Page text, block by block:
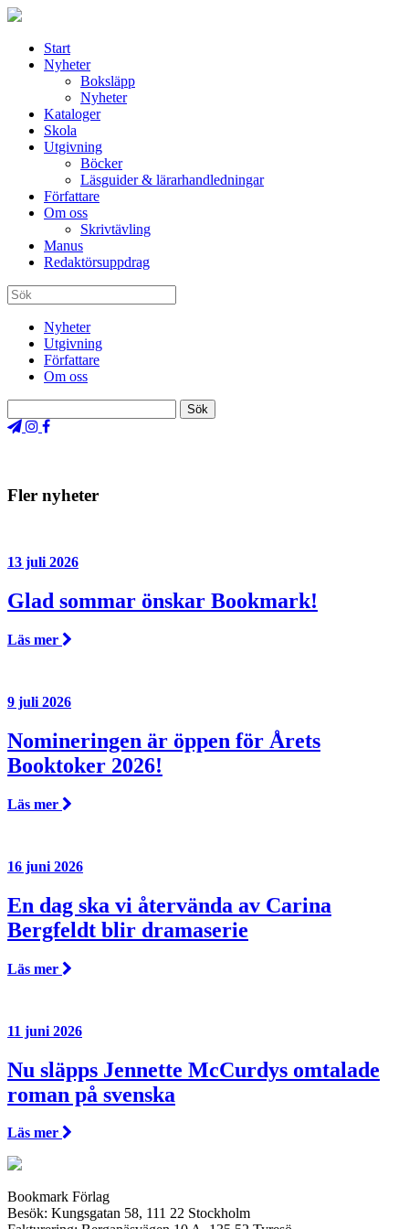
Start
Nyheter
Boksläpp
Nyheter
Kataloger
Skola
Utgivning
Böcker
Läsguider & lärarhandledningar
Författare
Om oss
Skrivtävling
Manus
Redaktörsuppdrag
Nyheter
Utgivning
Författare
Om oss
Fler nyheter
13 juli 2026
Glad sommar önskar Bookmark!
Läs mer
9 juli 2026
Nomineringen är öppen för Årets
Booktoker 2026!
Läs mer
16 juni 2026
En dag ska vi återvända av Carina
Bergfeldt blir dramaserie
Läs mer
11 juni 2026
Nu släpps Jennette McCurdys omtalade
roman på svenska
Läs mer
Bookmark Förlag
Besök: Kungsgatan 58, 111 22 Stockholm